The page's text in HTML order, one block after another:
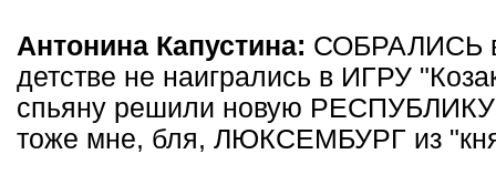
Антонина Капустина: СОБРАЛИСЬ
детстве не наигрались в ИГРУ
спьяну решили новую
тоже мне, бля, ЛЮКСЕМБУРГ из